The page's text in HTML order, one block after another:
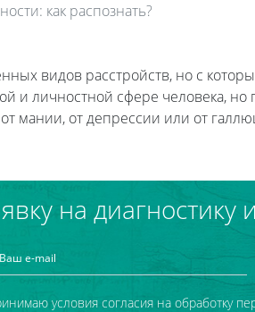
как распознать?
видов расстройств, но с
и личностной сфере человека, но
от мании, от депрессии или от
на диагностику
условия согласия на обработку